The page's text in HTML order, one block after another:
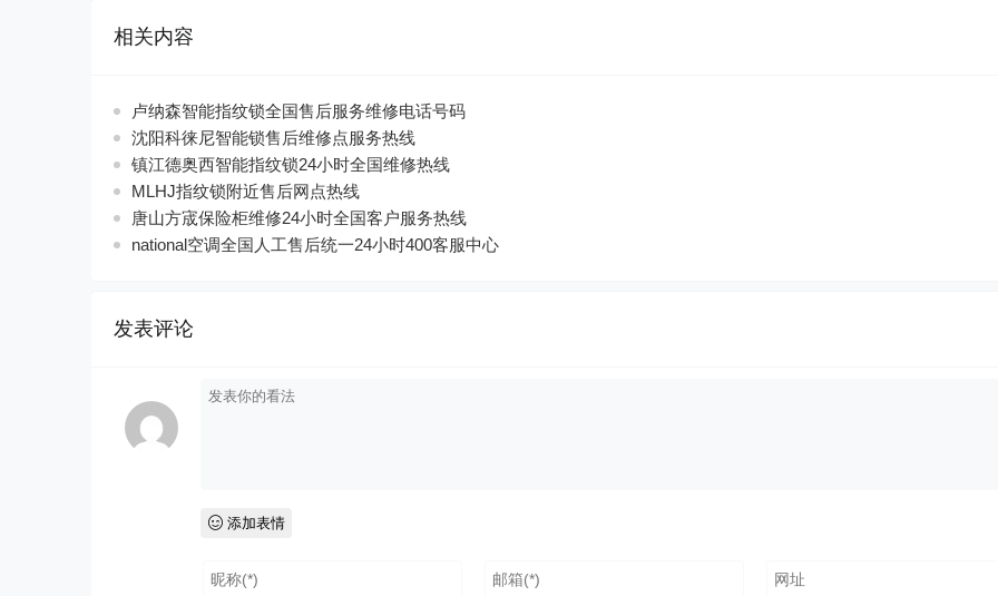
相关内容
卢纳森智能指纹锁全国售后服务维修电话号码
沈阳科徕尼智能锁售后维修点服务热线
镇江德奥西智能指纹锁24小时全国维修热线
MLHJ指纹锁附近售后网点热线
唐山方宬保险柜维修24小时全国客户服务热线
national空调全国人工售后统一24小时400客服中心
发表评论
添加表情